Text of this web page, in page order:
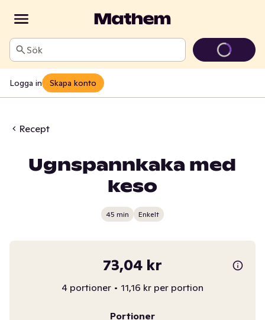
Sök
Logga in Skapa konto
Recept
Ugnspannkaka med
keso
45 min Enkelt
73,04 kr
4 portioner • 11,16 kr per portion
Portioner